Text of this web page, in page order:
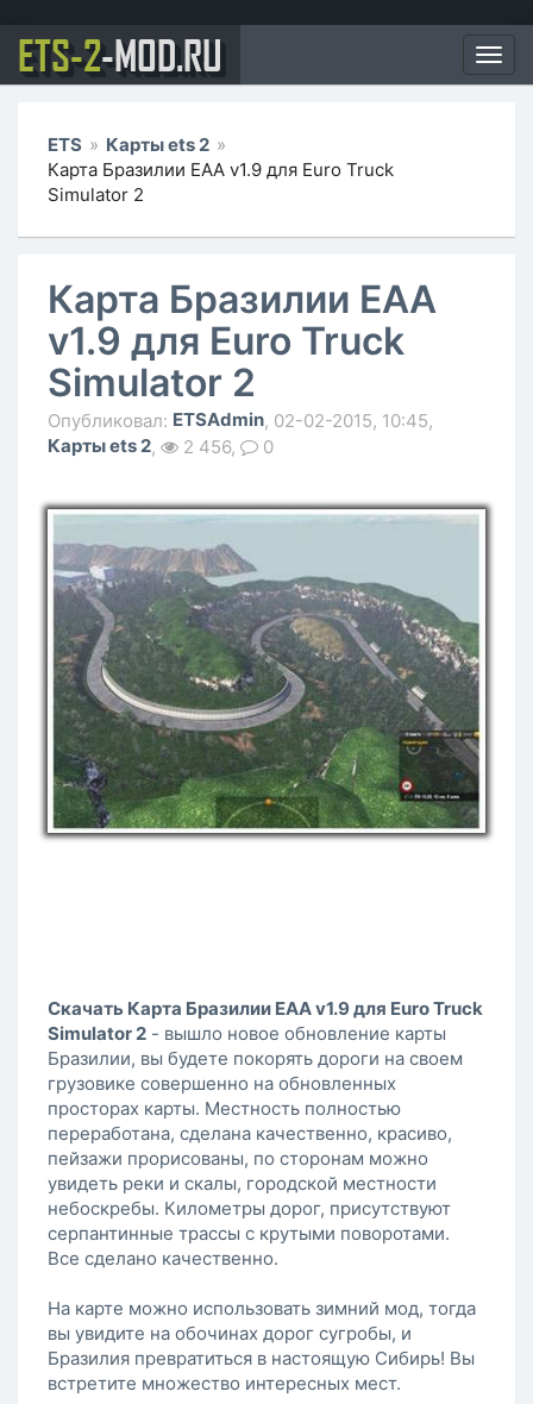
ETS-2-MOD.RU
ETS » Карты ets 2 »
Карта Бразилии EAA v1.9 для Euro Truck
Simulator 2
Карта Бразилии EAA
v1.9 для Euro Truck
Simulator 2
Опубликовал: ETSAdmin, 02-02-2015, 10:45,
Карты ets 2, 2 456, 0
Скачать Карта Бразилии EAA v1.9 для Euro Truck
Simulator 2 - вышло новое обновление карты
Бразилии, вы будете покорять дороги на своем
грузовике совершенно на обновленных
просторах карты. Местность полностью
переработана, сделана качественно, красиво,
пейзажи прорисованы, по сторонам можно
увидеть реки и скалы, городской местности
небоскребы. Километры дорог, присутствуют
серпантинные трассы с крутыми поворотами.
Все сделано качественно.
На карте можно использовать зимний мод, тогда
вы увидите на обочинах дорог сугробы, и
Бразилия превратиться в настоящую Сибирь! Вы
встретите множество интересных мест.